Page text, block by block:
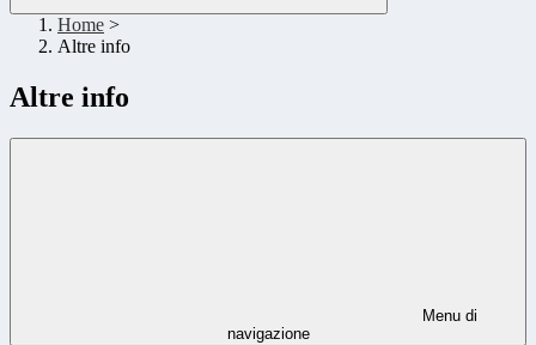
Home >
Altre info
Altre info
Menu di
navigazione